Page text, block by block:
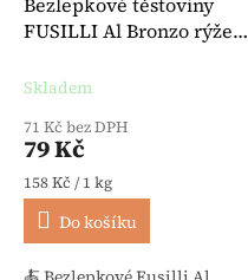
Bezlepkové těstoviny
FUSILLI Al Bronzo rýže
Hammermühle
Skladem
71 Kč bez DPH
79 Kč
Měrná cena:
158 Kč / 1 kg
Do košíku